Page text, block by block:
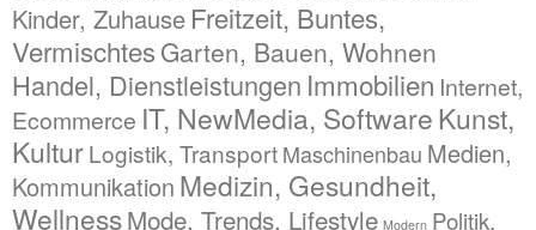
Kinder, Zuhause Freitzeit, Buntes,
Vermischtes Garten, Bauen, Wohnen
Handel, Dienstleistungen Immobilien Internet,
Ecommerce IT, NewMedia, SoftwareKunst,
KulturLogistik, TransportMaschinenbau Medien,
Kommunikation Medizin, Gesundheit,
WellnessMode, Trends, Lifestyle Modern Politik,